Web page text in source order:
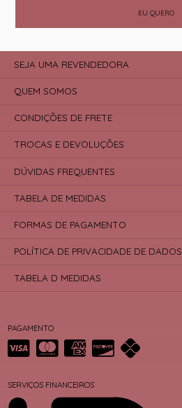
EU QUERO
PAGAMENTO
SERVIÇOS FINANCEIROS
SEJA UMA REVENDEDORA
QUEM SOMOS
CONDIÇÕES DE FRETE
TROCAS E DEVOLUÇÕES
DÚVIDAS FREQUENTES
TABELA DE MEDIDAS
FORMAS DE PAGAMENTO
POLÍTICA DE PRIVACIDADE DE DADOS
TABELA D MEDIDAS